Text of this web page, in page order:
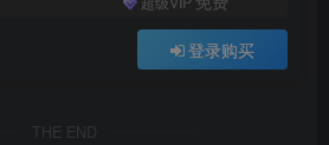
登录购买
THE END